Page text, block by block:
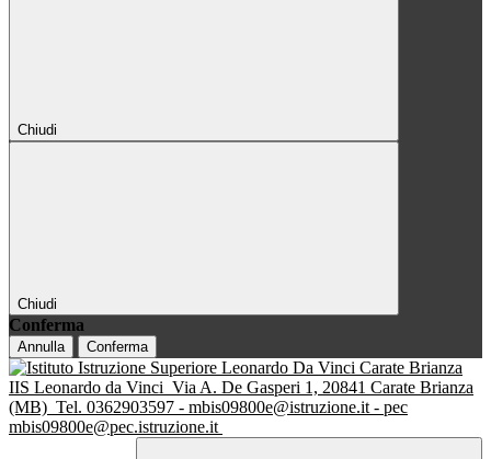
Chiudi
Chiudi
Conferma
Annulla Conferma
IIS Leonardo da Vinci Via A. De Gasperi 1, 20841 Carate Brianza
(MB) Tel. 0362903597 - mbis09800e@istruzione.it - pec
mbis09800e@pec.istruzione.it